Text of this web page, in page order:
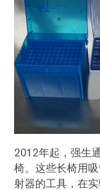
2012年起，强生
椅。这些长椅用
射器的工具，在